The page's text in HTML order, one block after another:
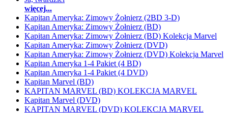
więcej...
Kapitan Ameryka: Zimowy Żołnierz (2BD 3-D)
Kapitan Ameryka: Zimowy Żołnierz (BD)
Kapitan Ameryka: Zimowy Żołnierz (BD) Kolekcja Marvel
Kapitan Ameryka: Zimowy Żołnierz (DVD)
Kapitan Ameryka: Zimowy Żołnierz (DVD) Kolekcja Marvel
Kapitan Ameryka 1-4 Pakiet (4 BD)
Kapitan Ameryka 1-4 Pakiet (4 DVD)
Kapitan Marvel (BD)
KAPITAN MARVEL (BD) KOLEKCJA MARVEL
Kapitan Marvel (DVD)
KAPITAN MARVEL (DVD) KOLEKCJA MARVEL